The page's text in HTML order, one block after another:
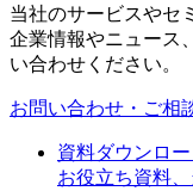
当社のサービスやセ
企業情報やニュース
い合わせください。
お問い合わせ・ご相
資料ダウンロー
お役立ち資料